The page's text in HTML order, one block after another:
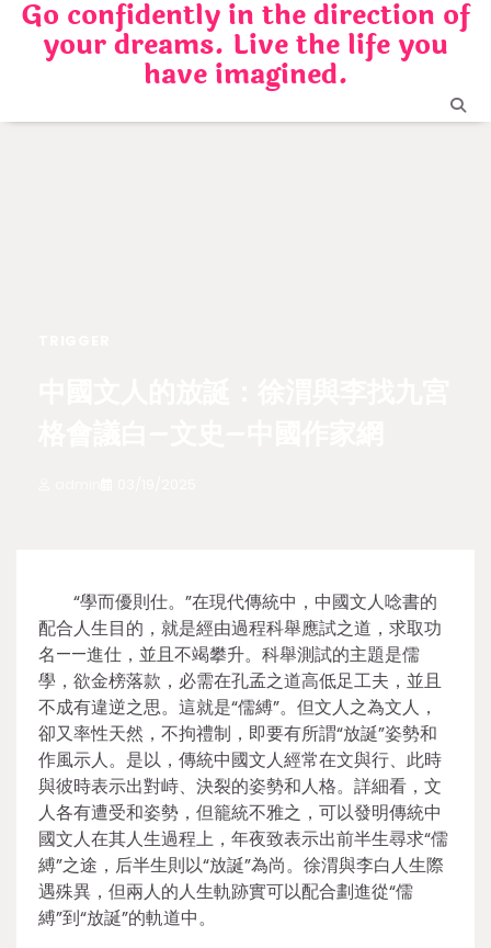
Skip
content
Go confidently in the direction of
your dreams. Live the life you
have imagined.
“學而優則仕。”在現代傳統中，中國文人唸書的
配合人生目的，就是經由過程科舉應試之道，求取功
名——進仕，並且不竭攀升。科舉測試的主題是儒
學，欲金榜落款，必需在孔孟之道高低足工夫，並且
不成有違逆之思。這就是“儒縛”。但文人之為文人，
卻又率性天然，不拘禮制，即要有所謂“放誕”姿勢和
作風示人。是以，傳統中國文人經常在文與行、此時
與彼時表示出對峙、決裂的姿勢和人格。詳細看，文
人各有遭受和姿勢，但籠統不雅之，可以發明傳統中
國文人在其人生過程上，年夜致表示出前半生尋求“儒
縛”之途，后半生則以“放誕”為尚。徐渭與李白人生際
遇殊異，但兩人的人生軌跡實可以配合劃進從“儒
縛”到“放誕”的軌道中。